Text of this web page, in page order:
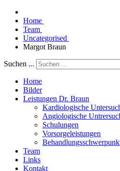
Home
Team
Uncategorised
Margot Braun
Suchen ...
Home
Bilder
Leistungen Dr. Braun
Kardiologische
Angiologische
Schulungen
Vorsorgeleistungen
Team
Links
Kontakt